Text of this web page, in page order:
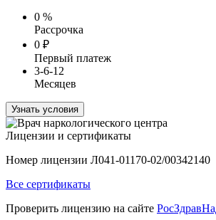
0 %
Рассрочка
0 ₽
Первый платеж
3-6-12
Месяцев
Узнать условия
Лицензии и сертификаты
Номер лицензии Л041-01170-02/00342140
Все сертификаты
Проверить лицензию на сайте